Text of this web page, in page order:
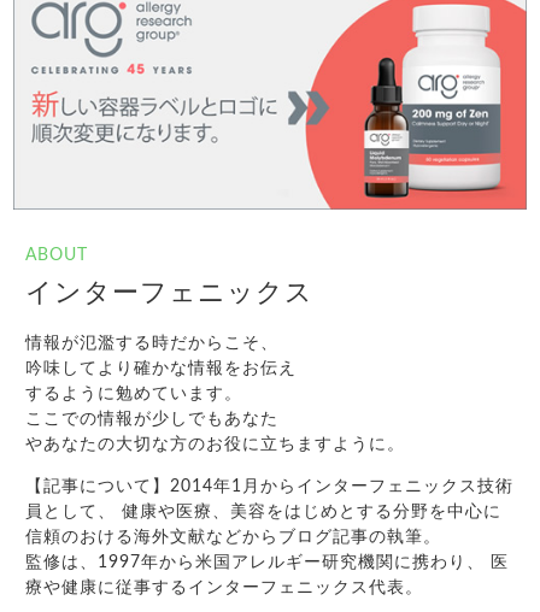
ABOUT
インターフェニックス
情報が氾濫する時だからこそ、
吟味してより確かな情報をお伝え
するように勉めています。
ここでの情報が少しでもあなた
やあなたの大切な方のお役に立ちますように。
【記事について】2014年1月からインターフェニックス技術
員として、 健康や医療、美容をはじめとする分野を中心に
信頼のおける海外文献などからブログ記事の執筆。
監修は、1997年から米国アレルギー研究機関に携わり、 医
療や健康に従事するインターフェニックス代表。